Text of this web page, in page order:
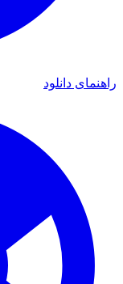
راهنمای دانلود